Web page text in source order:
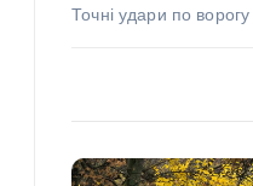
Точні удари по